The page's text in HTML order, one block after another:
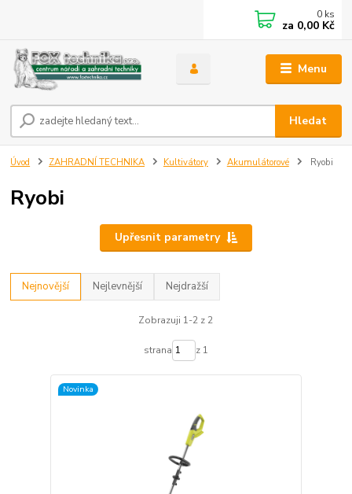
Menu
Hledat
0 ks
za 0,00 Kč
Úvod ZAHRADNÍ TECHNIKA Kultivátory Akumulátorové Ryobi
Ryobi
Upřesnit parametry
Nejnovější Nejlevnější Nejdražší
Zobrazuji 1-2 z 2
strana z 1
Novinka